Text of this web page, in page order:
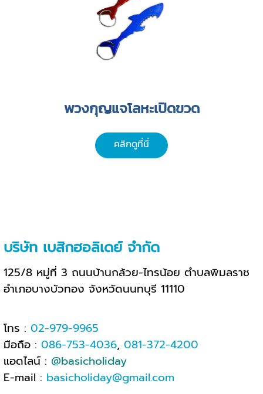
พวงกุญแจโลหะเปิดขวด
คลิกดูที่นี่
บริษัท เบสิกฮอลิเดย์ จำกัด
125/8 หมู่ที่ 3 ถนนบ้านกล้วย-ไทรน้อย ตำบลพิมลราช
อำเภอบางบัวทอง จังหวัดนนทบุรี 11110
โทร : 02-979-9965
มือถือ : 086-753-4036, 081-372-4200
แอดไลน์ : @basicholiday
E-mail : basicholiday@gmail.com